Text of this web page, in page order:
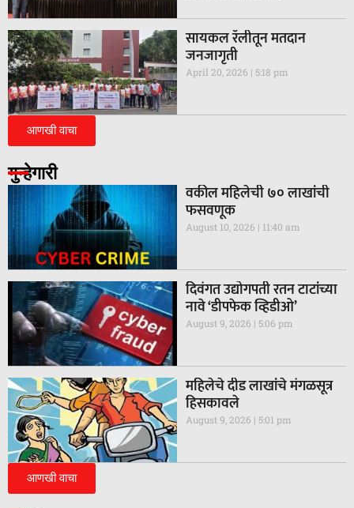
सायकल रॅलीतून मतदान
जनजागृती
April 20, 2026 5:18 pm
आणखी वाचा
गुन्हेगारी
वकील महिलेची ७० लाखांची
फसवणूक
August 10, 2026 11:40 am
दिवंगत उद्योगपती रतन टाटांच्या
नावे ‘डीपफेक व्हिडीओ’
August 9, 2026 5:06 pm
महिलेचे दीड लाखांचे मंगळसूत्र
हिसकावले
August 9, 2026 5:01 pm
आणखी वाचा